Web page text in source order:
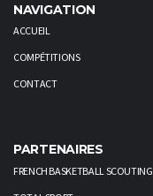
NAVIGATION
ACCUEIL
COMPÉTITIONS
CONTACT
PARTENAIRES
FRENCH BASKETBALL SCOUTING